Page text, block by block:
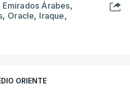
Árabes,
, Oracle, Iraque,
ORIENTE